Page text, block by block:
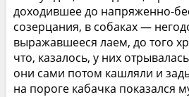
доходившее до напряженно-
созерцания, в собаках —
выражавшееся лаем, до того
что, казалось, у них
они сами потом кашляли и
на пороге кабачка показался